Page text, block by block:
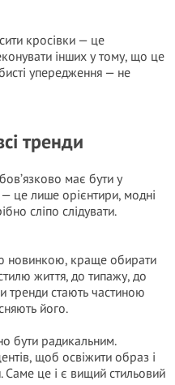
кросівки — це
інших у тому, що це
упередження — не
тренди
має бути у
це лише орієнтири, модні
сліпо слідувати.
новинкою, краще обирати
життя, до типажу, до
тренди стають частиною
його.
бути радикальним.
щоб освіжити образ і
Саме це і є вищий стильовий